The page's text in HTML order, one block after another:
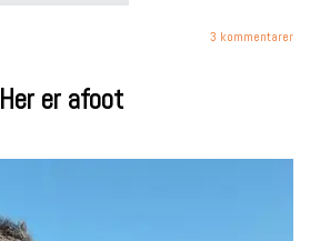
3 kommentarer
Her er afoot